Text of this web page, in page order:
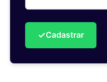
✓Cadastrar